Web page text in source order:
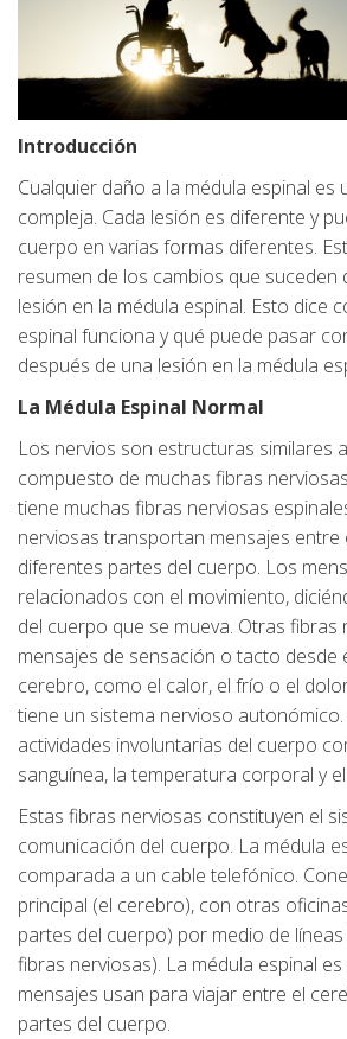
Introducción
Cualquier daño a la médula espinal es
compleja. Cada lesión es diferente y
cuerpo en varias formas diferentes.
resumen de los cambios que suceden
lesión en la médula espinal. Esto dice
espinal funciona y qué puede pasar
después de una lesión en la médula
La Médula Espinal Normal
Los nervios son estructuras similares
compuesto de muchas fibras
tiene muchas fibras nerviosas
nerviosas transportan mensajes entre
diferentes partes del cuerpo. Los
relacionados con el movimiento,
del cuerpo que se mueva. Otras fibras
mensajes de sensación o tacto desde
cerebro, como el calor, el frío o el
tiene un sistema nervioso
actividades involuntarias del cuerpo
sanguínea, la temperatura corporal y
Estas fibras nerviosas constituyen el
comunicación del cuerpo. La médula
comparada a un cable telefónico.
principal (el cerebro), con otras
partes del cuerpo) por medio de
fibras nerviosas). La médula espinal
mensajes usan para viajar entre el
partes del cuerpo.